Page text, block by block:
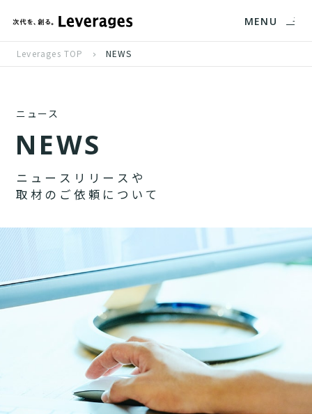
MENU
Leverages TOP NEWS
ニュース
NEWS
ニ ュ ー ス リ リ ー ス や
取 材 の ご 依 頼 に つ い て